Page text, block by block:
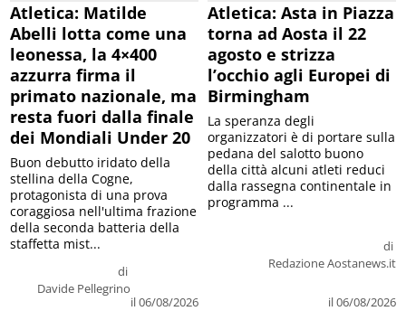
Atletica: Matilde
Abelli lotta come una
leonessa, la 4×400
azzurra firma il
primato nazionale, ma
resta fuori dalla finale
dei Mondiali Under 20
di
Davide Pellegrino
il 06/08/2026
Buon debutto iridato della
stellina della Cogne,
protagonista di una prova
coraggiosa nell'ultima frazione
della seconda batteria della
staffetta mist...
Atletica: Asta in Piazza
torna ad Aosta il 22
agosto e strizza
l’occhio agli Europei di
Birmingham
di
Redazione Aostanews.it
il 06/08/2026
La speranza degli
organizzatori è di portare sulla
pedana del salotto buono
della città alcuni atleti reduci
dalla rassegna continentale in
programma ...